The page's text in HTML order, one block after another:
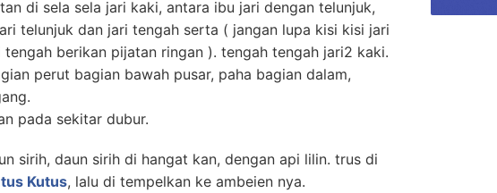
di sela sela jari kaki, antara ibu jari dengan telunjuk,
telunjuk dan jari tengah serta ( jangan lupa kisi kisi jari
berikan pijatan ringan ). tengah tengah jari2 kaki.
perut bagian bawah pusar, paha bagian dalam,
pada sekitar dubur.
sirih, daun sirih di hangat kan, dengan api lilin. trus di
Kutus, lalu di tempelkan ke ambeien nya.